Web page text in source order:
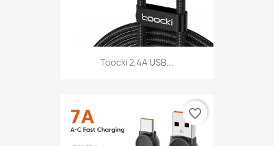
Toocki 2,4A USB...
favorite_border